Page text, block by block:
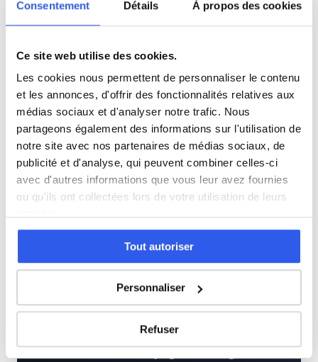
Consentement Détails À propos des cookies
Ce site web utilise des cookies.
Les cookies nous permettent de personnaliser le contenu
et les annonces, d'offrir des fonctionnalités relatives aux
médias sociaux et d'analyser notre trafic. Nous
partageons également des informations sur l'utilisation de
notre site avec nos partenaires de médias sociaux, de
publicité et d'analyse, qui peuvent combiner celles-ci
avec d'autres informations que vous leur avez fournies
ou qu'ils ont collectées lors de votre utilisation de leurs
Tout autoriser
Personnaliser
Refuser
Autre 5 600 profs
Tous les niveaux en Action commerciale
à Angoulême
Première (Lycée)
Terminale (Lycée)
Études supérieures (Supérieur & Adultes)
⭐